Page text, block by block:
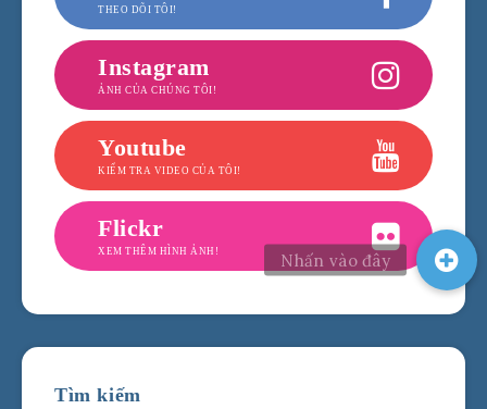
THEO DÕI TÔI!
Instagram
ẢNH CỦA CHÚNG TÔI!
Youtube
KIỂM TRA VIDEO CỦA TÔI!
Flickr
XEM THÊM HÌNH ẢNH!
Tìm kiếm